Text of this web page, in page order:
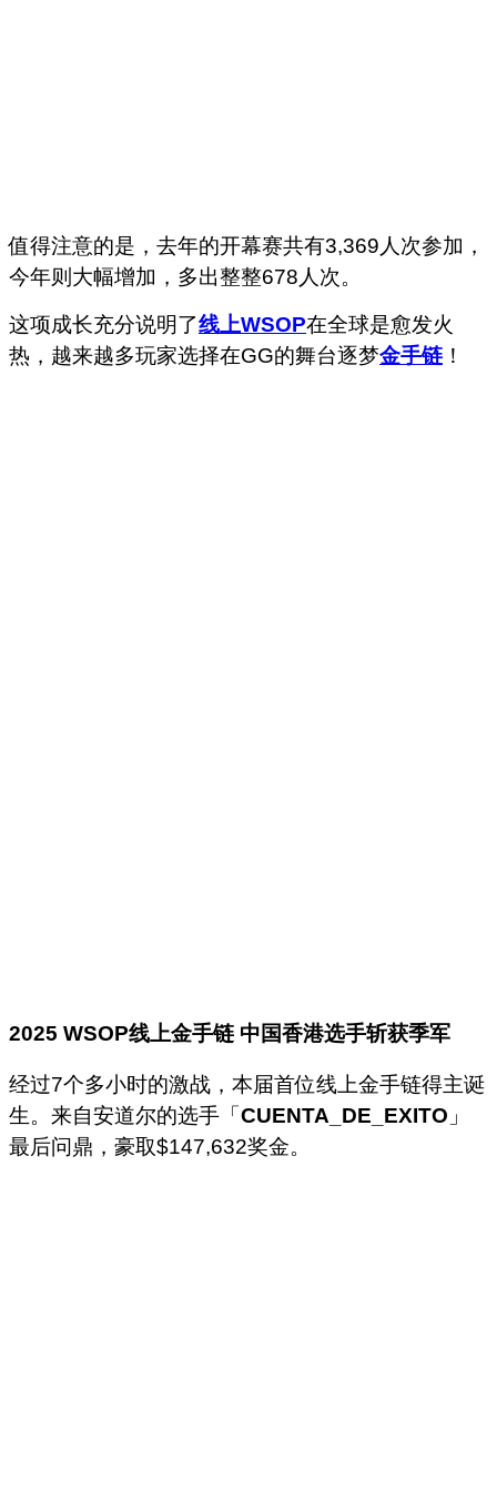
值得注意的是，去年的开幕赛共有3,369人次参加，
今年则大幅增加，多出整整678人次。
这项成长充分说明了线上WSOP在全球是愈发火
热，越来越多玩家选择在GG的舞台逐梦金手链 ！
2025 WSOP线上金手链 中国香港选手斩获季军
经过7个多小时的激战，本届首位线上金手链得主诞
生。来自安道尔的选手「 CUENTA_DE_EXITO 」
最后问鼎，豪取$147,632奖金。